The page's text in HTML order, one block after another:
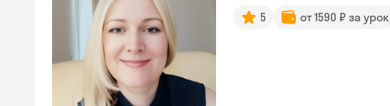
5 от 1590 ₽ за урок